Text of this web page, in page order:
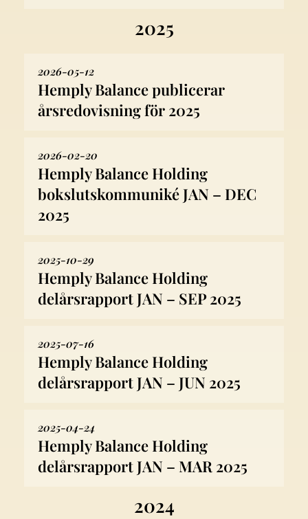
2025
2026-05-12
Hemply Balance publicerar
årsredovisning för 2025
2026-02-20
Hemply Balance Holding
bokslutskommuniké JAN – DEC
2025
2025-10-29
Hemply Balance Holding
delårsrapport JAN – SEP 2025
2025-07-16
Hemply Balance Holding
delårsrapport JAN – JUN 2025
2025-04-24
Hemply Balance Holding
delårsrapport JAN – MAR 2025
2024